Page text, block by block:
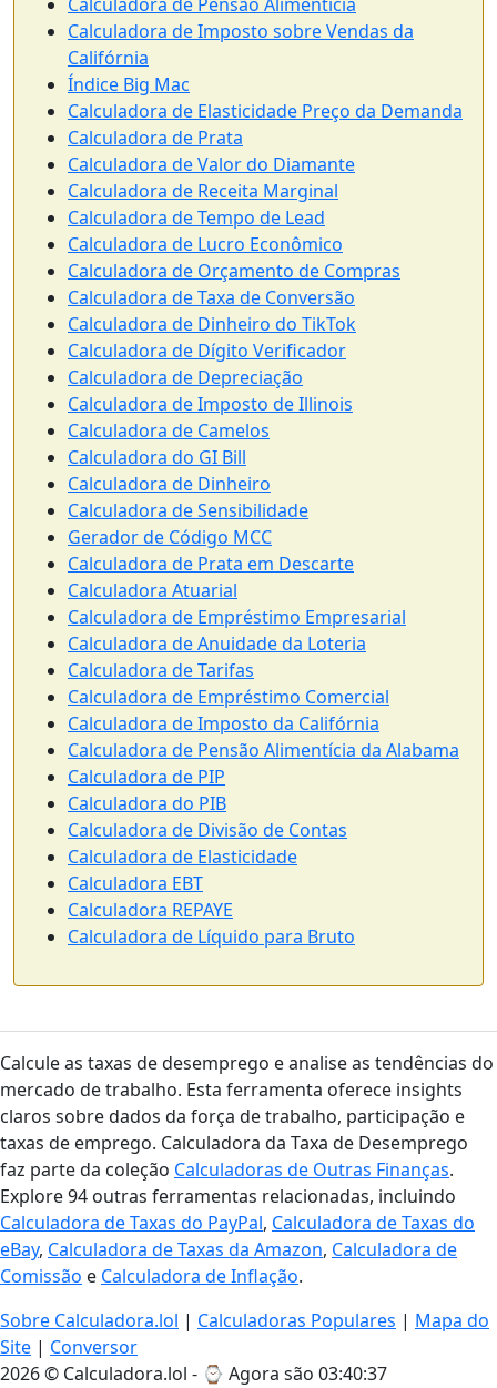
Calculadora de Imposto sobre Vendas da
Califórnia
Índice Big Mac
Calculadora de Elasticidade Preço da Demanda
Calculadora de Prata
Calculadora de Valor do Diamante
Calculadora de Receita Marginal
Calculadora de Tempo de Lead
Calculadora de Lucro Econômico
Calculadora de Orçamento de Compras
Calculadora de Taxa de Conversão
Calculadora de Dinheiro do TikTok
Calculadora de Dígito Verificador
Calculadora de Depreciação
Calculadora de Imposto de Illinois
Calculadora de Camelos
Calculadora do GI Bill
Calculadora de Dinheiro
Calculadora de Sensibilidade
Gerador de Código MCC
Calculadora de Prata em Descarte
Calculadora Atuarial
Calculadora de Empréstimo Empresarial
Calculadora de Anuidade da Loteria
Calculadora de Tarifas
Calculadora de Empréstimo Comercial
Calculadora de Imposto da Califórnia
Calculadora de Pensão Alimentícia da Alabama
Calculadora de PIP
Calculadora do PIB
Calculadora de Divisão de Contas
Calculadora de Elasticidade
Calculadora EBT
Calculadora REPAYE
Calculadora de Líquido para Bruto
Calcule as taxas de desemprego e analise as tendências do
mercado de trabalho. Esta ferramenta oferece insights
claros sobre dados da força de trabalho, participação e
taxas de emprego. Calculadora da Taxa de Desemprego
faz parte da coleção Calculadoras de Outras Finanças.
Explore 94 outras ferramentas relacionadas, incluindo
Calculadora de Taxas do PayPal, Calculadora de Taxas do
eBay, Calculadora de Taxas da Amazon, Calculadora de
Comissão e Calculadora de Inflação.
Sobre Calculadora.lol | Calculadoras Populares | Mapa do
Site | Conversor
2026 © Calculadora.lol - ⌚ Agora são 03:40:37